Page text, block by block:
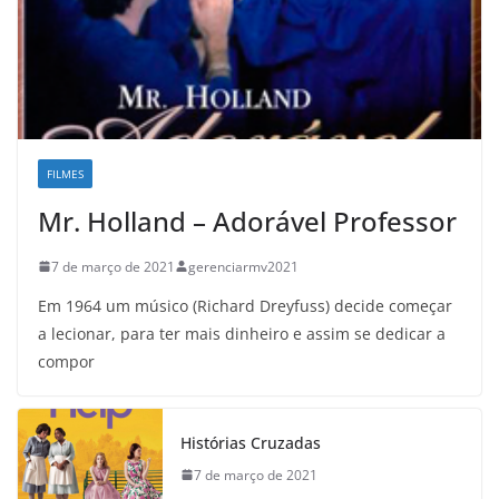
FILMES
Mr. Holland – Adorável Professor
7 de março de 2021 gerenciarmv2021
Em 1964 um músico (Richard Dreyfuss) decide começar
a lecionar, para ter mais dinheiro e assim se dedicar a
compor
Histórias Cruzadas
7 de março de 2021